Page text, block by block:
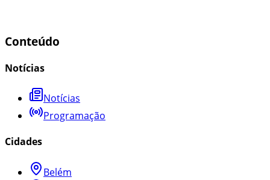
Conteúdo
Notícias
Notícias
Programação
Cidades
Belém